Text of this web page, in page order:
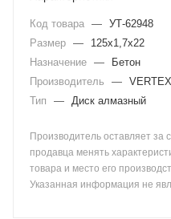
Код товара — УТ-62948
Размер —
125х1,7х22
Назначение —
Бетон
Производитель
—
Тип
— Диск алмазный
Производитель оставляет за
продавца менять
товара и место его
Указанная информация не